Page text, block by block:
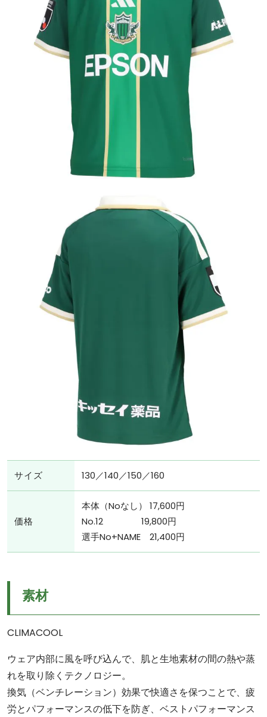
サイズ 130／140／150／160
価格
本体（Noなし） 17,600円
No.12 19,800円
選手No+NAME 21,400円
素材
CLIMACOOL
ウェア内部に風を呼び込んで、肌と生地素材の間の熱や蒸
れを取り除くテクノロジー。
換気（ベンチレーション）効果で快適さを保つことで、疲
労とパフォーマンスの低下を防ぎ、ベストパフォーマンス